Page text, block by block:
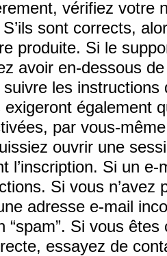
vérifiez votre
sont corrects,
produite. Si le
avoir en-dessous
suivre les
exigeront également
par vous-
ouvrir une
l’inscription. Si un
Si vous n’avez
adresse e-mail
“spam”. Si vous
essayez de